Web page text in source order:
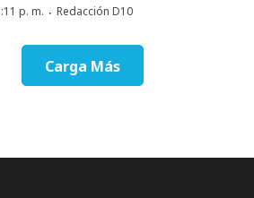
p. m. ·Redacción D10
Carga Más